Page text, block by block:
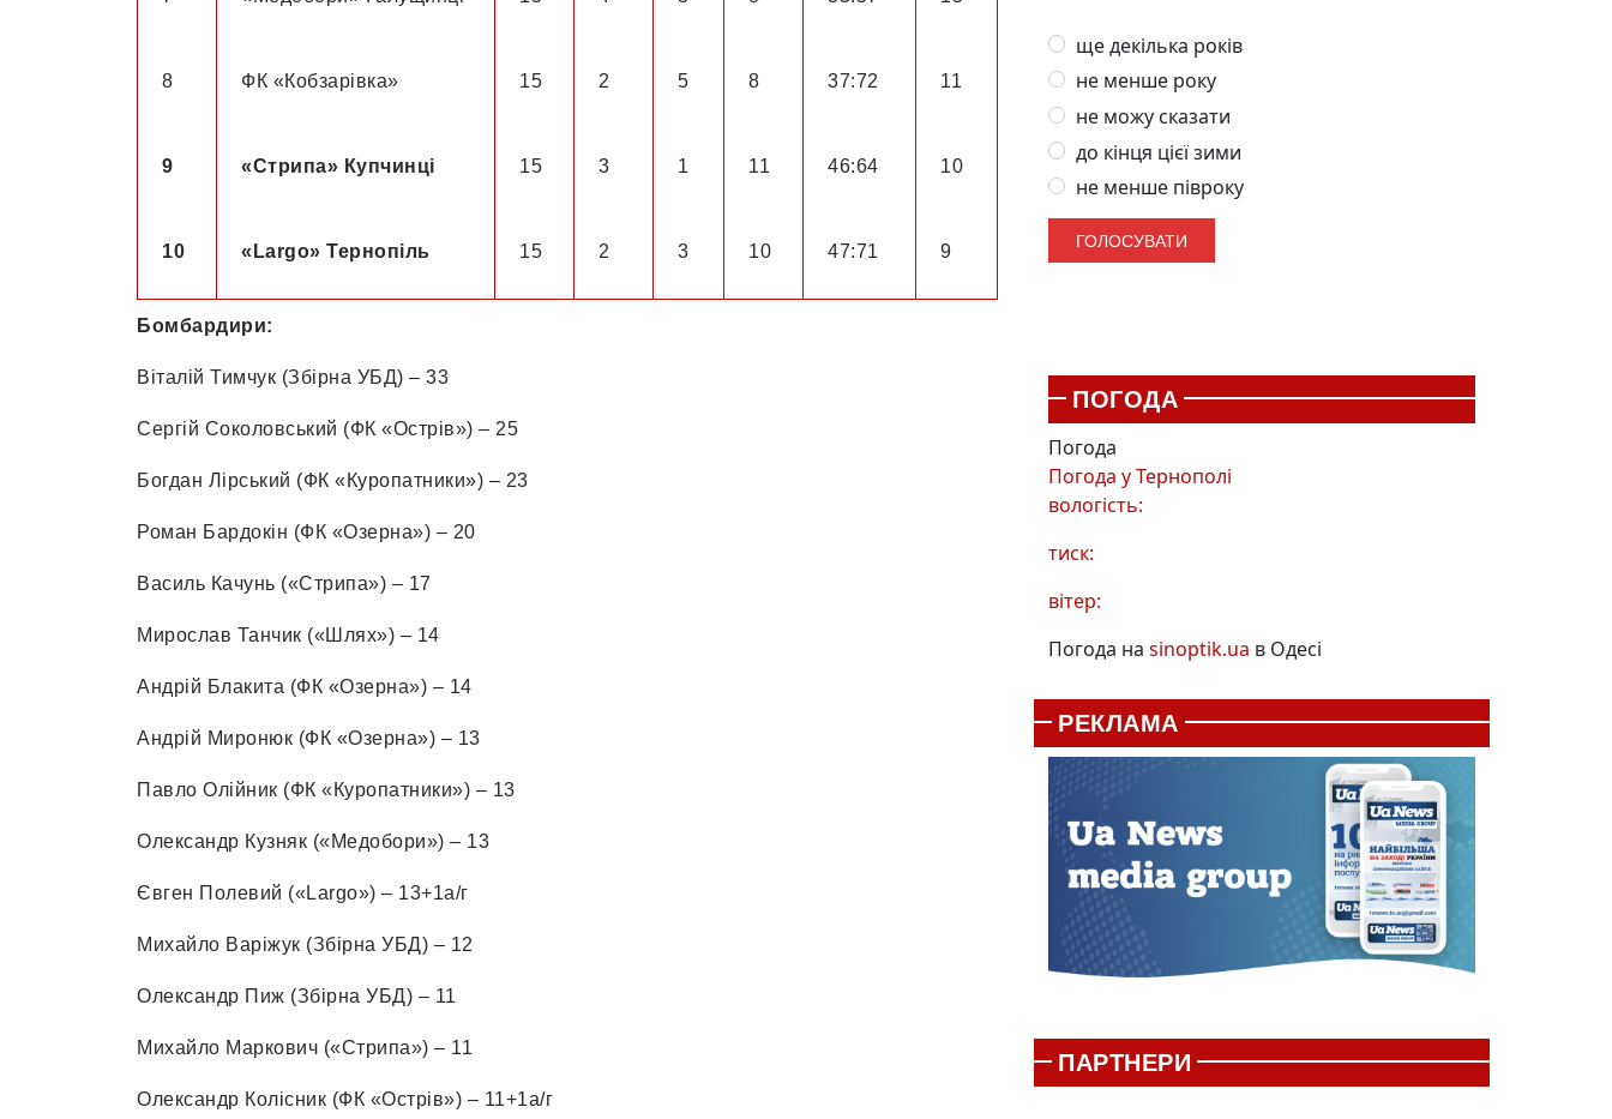
8 ФК «Кобзарівка» 15 2 5 8 37:72 11
9 «Стрипа» Купчинці 15 3 1 11 46:64 10
10 « Largo» Тернопіль 15 2 3 10 47:71 9
Бомбардири:
Віталій Тимчук (Збірна УБД) – 33
Сергій Соколовський (ФК «Острів») – 25
Богдан Лірський (ФК «Куропатники») – 23
Роман Бардокін (ФК «Озерна») – 20
Василь Качунь («Стрипа») – 17
Мирослав Танчик («Шлях») – 14
Андрій Блакита (ФК «Озерна») – 14
Андрій Миронюк (ФК «Озерна») – 13
Павло Олійник (ФК «Куропатники») – 13
Олександр Кузняк («Медобори») – 13
Євген Полевий («Largo») – 13+1а/г
Михайло Варіжук (Збірна УБД) – 12
Олександр Пиж (Збірна УБД) – 11
Михайло Маркович («Стрипа») – 11
Олександр Колісник (ФК «Острів») – 11+1а/г
ще декілька років
не менше року
не можу сказати
до кінця цієї зими
не менше півроку
ПОГОДА
Погода
Погода уТернополі
вологість:
тиск:
вітер:
Погода на sinoptik.ua в Одесі
РЕКЛАМА
ПАРТНЕРИ